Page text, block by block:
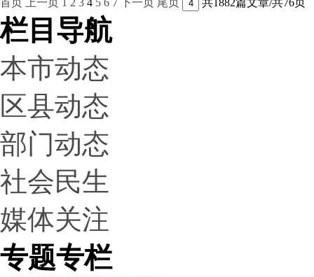
栏目导航
本市动态
区县动态
部门动态
社会民生
媒体关注
专题专栏